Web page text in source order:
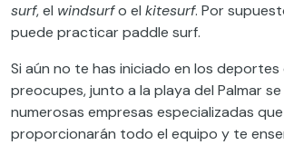
surf, el windsurfo el kitesurf. Por
puede practicar paddle surf.
Si aún no te has iniciado en los
preocupes, junto a la playa del Palmar
numerosas empresas especializadas
proporcionarán todo el equipo y te